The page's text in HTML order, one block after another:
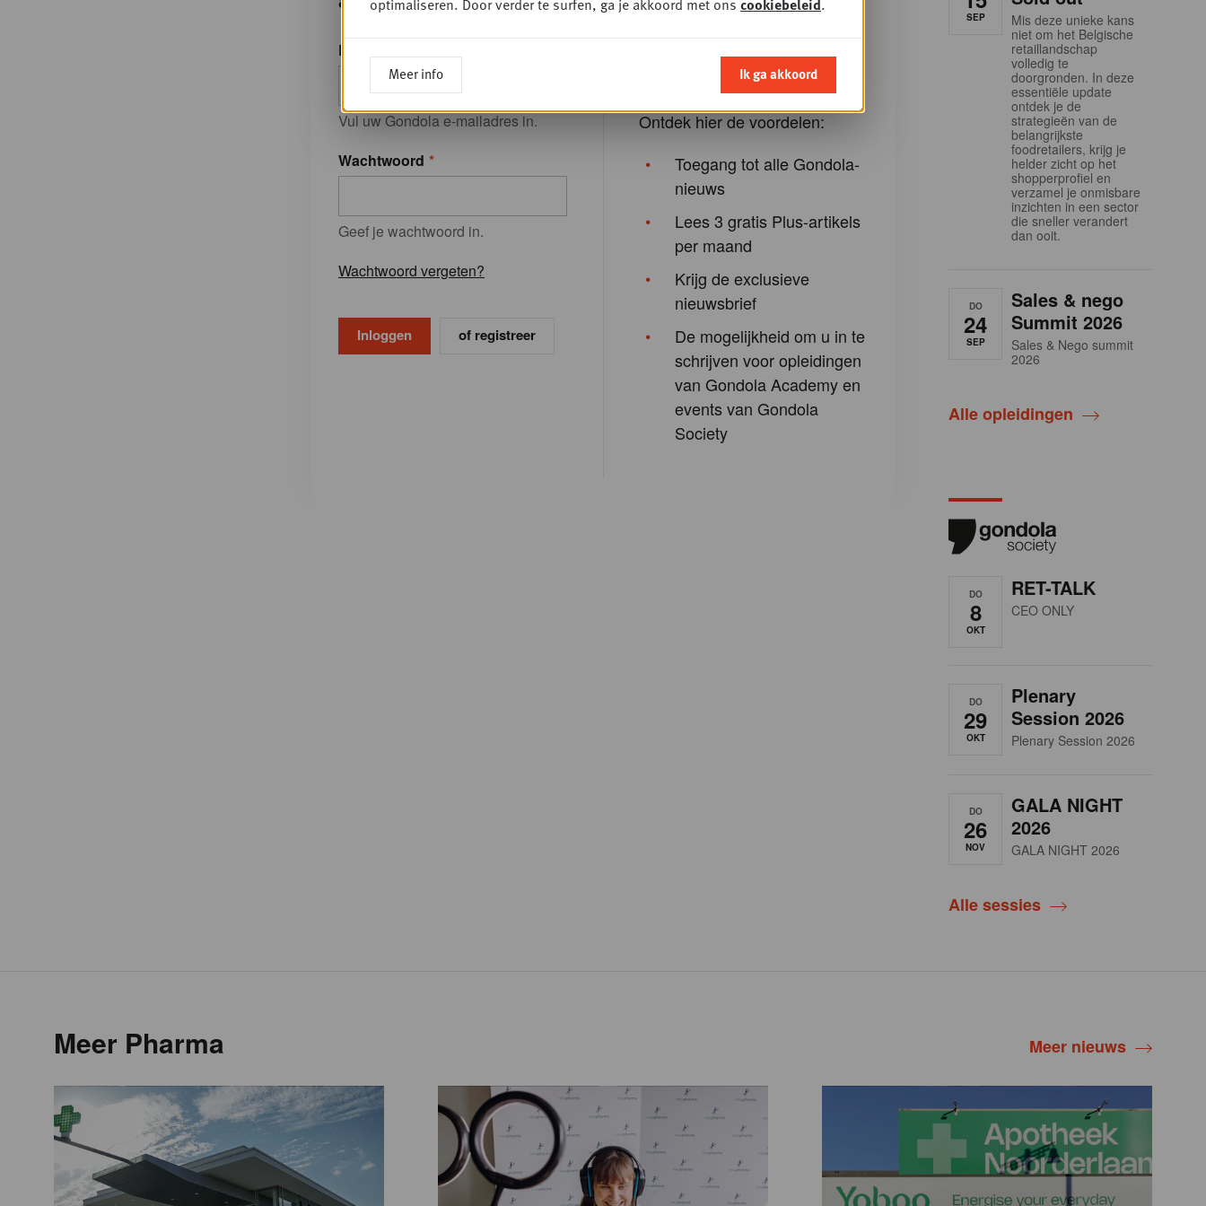
E-mailadres
Vul uw Gondola e-mailadres in.
Wachtwoord
Geef je wachtwoord in.
Wachtwoord vergeten?
of registreer
om onze inhoud beter af te
stemmen op onze lezers.
Ontdek hier de voordelen:
Toegang tot alle Gondola-
nieuws
Lees 3 gratis Plus-artikels
per maand
Krijg de exclusieve
nieuwsbrief
De mogelijkheid om u in te
schrijven voor opleidingen
van Gondola Academy en
events van Gondola
Society
SEP
Mis deze unieke kans
niet om het Belgische
retaillandschap
volledig te
doorgronden. In deze
essentiële update
ontdek je de
strategieën van de
belangrijkste
foodretailers, krijg je
helder zicht op het
shopperprofiel en
verzamel je onmisbare
inzichten in een sector
die sneller verandert
dan ooit.
DO
24
SEP
Sales & nego
Summit 2026
Sales & Nego summit
2026
Alle opleidingen
DO
8
OKT
RET-TALK
CEO ONLY
DO
29
OKT
Plenary
Session 2026
Plenary Session 2026
DO
26
NOV
GALA NIGHT
2026
GALA NIGHT 2026
Alle sessies
Meer Pharma Meer nieuws
optimaliseren. Door verder te surfen, ga je akkoord met ons cookiebeleid.
Meer info Ik ga akkoord